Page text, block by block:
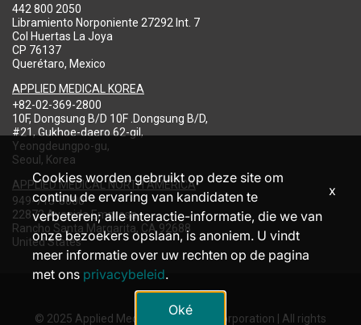
442 800 2050
Libramiento Norponiente 27292 Int. 7
Col Huertas La Joya
CP 76137
Querétaro, Mexico
APPLIED MEDICAL KOREA
+82-02-369-2800
10F, Dongsung B/D 10F .Dongsung B/D,
#21, Gukhoe-daero 62-gil,
Yeongdeungpo-gu,
Seoul, Korea
APPLIED MEDICAL NORTH AMERICA
949-713-8000
22872 Avenida Empresa
Rancho Santa Margarita, CA 92688
United States
© 2025 Applied Medical Resources Corporation | All rights
Cookies worden gebruikt op deze site om
continu de ervaring van kandidaten te
verbeteren; alle interactie-informatie, die we van
onze bezoekers opslaan, is anoniem. U vindt
meer informatie over uw rechten op de pagina
met ons privacybeleid.
Oké
x